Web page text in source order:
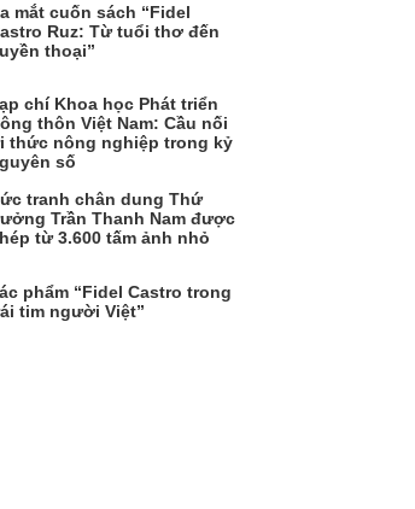
mắt cuốn sách “Fidel
Ruz: Từ tuổi thơ đến
thoại”
chí Khoa học Phát triển
thôn Việt Nam: Cầu nối
thức nông nghiệp trong kỷ
số
tranh chân dung Thứ
Trần Thanh Nam được
từ 3.600 tấm ảnh nhỏ
phẩm “Fidel Castro trong
tim người Việt”